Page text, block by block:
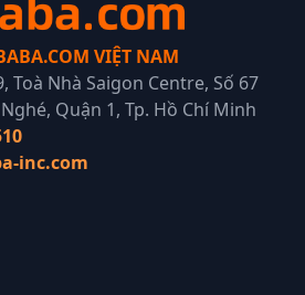
VIỆT NAM
Toà Nhà Saigon Centre, Số 67
Quận 1, Tp. Hồ Chí Minh
inc.com